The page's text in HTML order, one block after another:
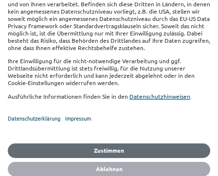
Links
Impressum Datenschutz
Sitemap
Cookie Einstellungen
Barrierefreiheit
Vertrag widerrufen
Sie finden uns auch auf